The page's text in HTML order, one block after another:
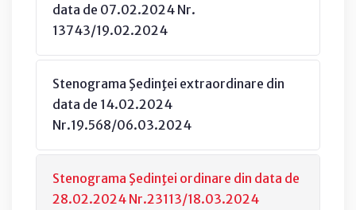
data de 07.02.2024 Nr.
13743/19.02.2024
Stenograma Şedinţei extraordinare din
data de 14.02.2024
Nr.19.568/06.03.2024
Stenograma Şedinţei ordinare din data de
28.02.2024 Nr.23113/18.03.2024